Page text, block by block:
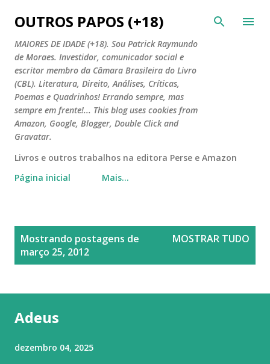
Pular para o conteúdo principal
OUTROS PAPOS (+18)
MAIORES DE IDADE (+18). Sou Patrick Raymundo
de Moraes. Investidor, comunicador social e
escritor membro da Câmara Brasileira do Livro
(CBL). Literatura, Direito, Análises, Críticas,
Poemas e Quadrinhos! Errando sempre, mas
sempre em frente!... This blog uses cookies from
Amazon, Google, Blogger, Double Click and
Gravatar.
Livros e outros trabalhos na editora Perse e Amazon
Página inicial
Mais…
Mostrando postagens de
março 25, 2012
MOSTRAR TUDO
Adeus
dezembro 04, 2025